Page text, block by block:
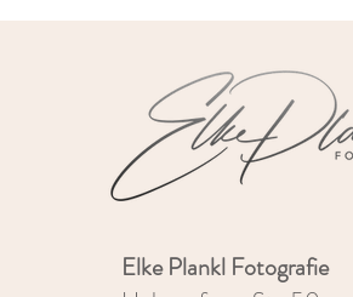
Elke Plankl Fotografie